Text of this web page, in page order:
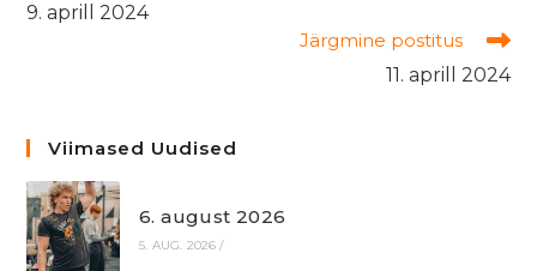
articles
9. aprill 2024
Järgmine postitus
11. aprill 2024
Viimased Uudised
6. august 2026
5. AUG. 2026 /